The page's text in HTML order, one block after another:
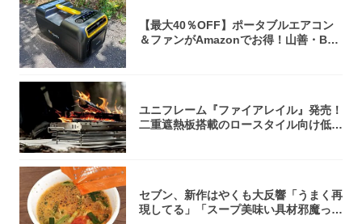
【最大40％OFF】ポータブルエアコン
＆ファンがAmazonでお得！山善・Bo
ユニフレーム『ファイアレイル』発売！
二重遮熱板搭載のロースタイル向け低型
セブン、新作はやくも大反響「うまく再
現してる」「スープ美味い具材邪魔って